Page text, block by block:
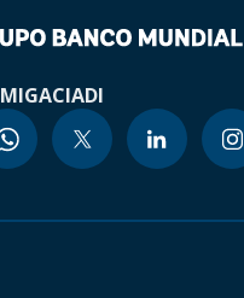
MIGACIADI